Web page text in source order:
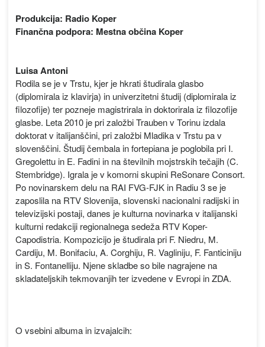
Produkcija: Radio Koper
Finančna podpora: Mestna občina Koper
Luisa Antoni
Rodila se je v Trstu, kjer je hkrati študirala glasbo
(diplomirala iz klavirja) in univerzitetni študij (diplomirala iz
filozofije) ter pozneje magistrirala in doktorirala iz filozofije
glasbe. Leta 2010 je pri založbi Trauben v Torinu izdala
doktorat v italijanščini, pri založbi Mladika v Trstu pa v
slovenščini. Študij čembala in fortepiana je poglobila pri I.
Gregolettu in E. Fadini in na številnih mojstrskih tečajih (C.
Stembridge). Igrala je v komorni skupini ReSonare Consort.
Po novinarskem delu na RAI FVG-FJK in Radiu 3 se je
zaposlila na RTV Slovenija, slovenski nacionalni radijski in
televizijski postaji, danes je kulturna novinarka v italijanski
kulturni redakciji regionalnega sedeža RTV Koper-
Capodistria. Kompozicijo je študirala pri F. Niedru, M.
Cardiju, M. Bonifaciu, A. Corghiju, R. Vagliniju, F. Fanticiniju
in S. Fontanelliju. Njene skladbe so bile nagrajene na
skladateljskih tekmovanjih ter izvedene v Evropi in ZDA.
O vsebini albuma in izvajalcih: